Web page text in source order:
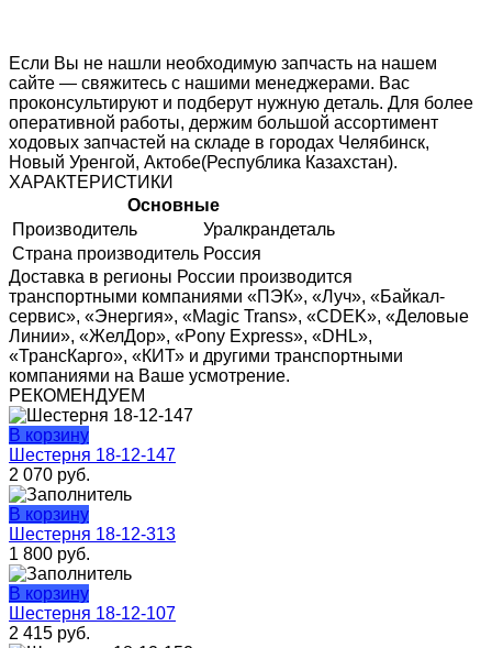
Если Вы не нашли необходимую запчасть на нашем
сайте — свяжитесь с нашими менеджерами. Вас
проконсультируют и подберут нужную деталь. Для более
оперативной работы, держим большой ассортимент
ходовых запчастей на складе в городах Челябинск,
Новый Уренгой, Актобе(Республика Казахстан).
ХАРАКТЕРИСТИКИ
Основные
Производитель
Уралкрандеталь
Страна производитель Россия
Доставка в регионы России производится
транспортными компаниями «ПЭК», «Луч», «Байкал-
сервис», «Энергия», «Magic Trans», «CDEK», «Деловые
Линии», «ЖелДор», «Pony Express», «DHL»,
«ТрансКарго», «КИТ» и другими транспортными
компаниями на Ваше усмотрение.
РЕКОМЕНДУЕМ
В корзину
Шестерня 18-12-147
2 070 руб.
В корзину
Шестерня 18-12-313
1 800 руб.
В корзину
Шестерня 18-12-107
2 415 руб.